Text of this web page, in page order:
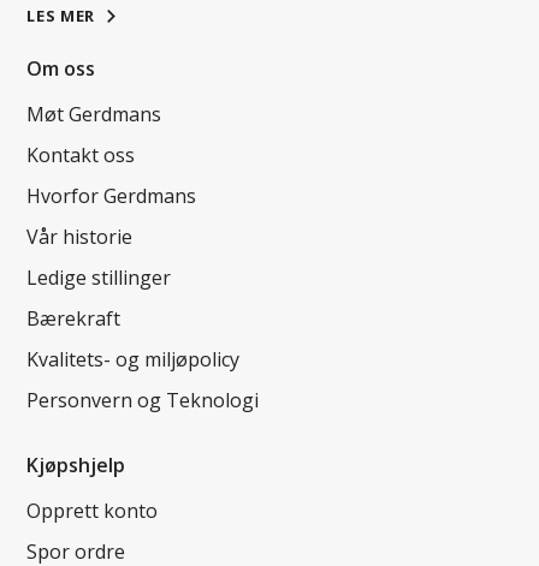
LES MER
Om oss
Møt Gerdmans
Kontakt oss
Hvorfor Gerdmans
Vår historie
Ledige stillinger
Bærekraft
Kvalitets- og miljøpolicy
Personvern og Teknologi
Kjøpshjelp
Opprett konto
Spor ordre